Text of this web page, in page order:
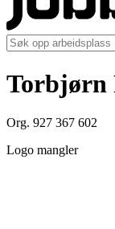
Torbjørn
Org. 927 367 602
Logo mangler